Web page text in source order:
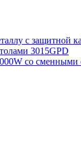
с защитной
со сменными